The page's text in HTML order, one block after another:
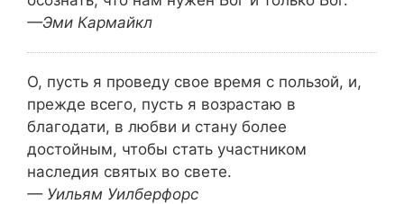
—Эми Кармайкл
О, пусть я проведу свое время с пользой, и,
прежде всего, пусть я возрастаю в
благодати, в любви и стану более
достойным, чтобы стать участником
наследия святых во свете.
— Уильям Уилберфорс